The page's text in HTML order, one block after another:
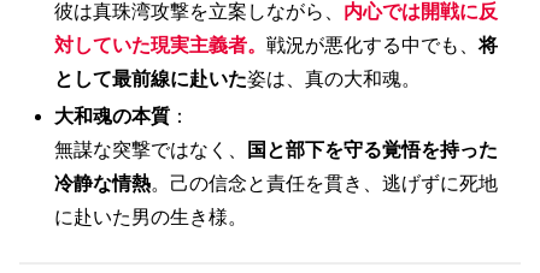
彼は真珠湾攻撃を立案しながら、 内心では開戦に反
対していた現実主義者。戦況が悪化する中でも、将
として最前線に赴いた姿は、真の大和魂。
大和魂の本質 ：
無謀な突撃ではなく、
国と部下を守る覚悟を持った
冷静な情熱。己の信念と責任を貫き、逃げずに死地
に赴いた男の生き様。